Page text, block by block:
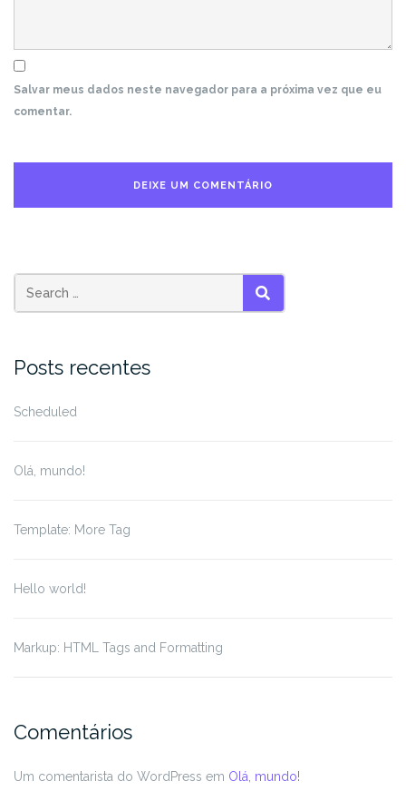
Salvar meus dados neste navegador para a próxima vez que eu
comentar.
Search
for:
SEARCH
Posts recentes
Scheduled
Olá, mundo!
Template: More Tag
Hello world!
Markup: HTML Tags and Formatting
Comentários
Um comentarista do WordPress em Olá, mundo!